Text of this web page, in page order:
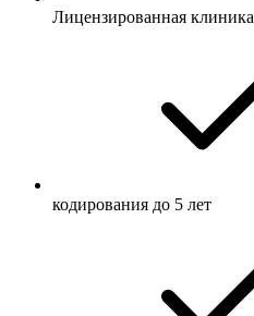
Лицензированная клиника
кодирования до 5 лет